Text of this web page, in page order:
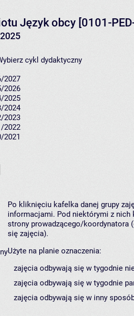
Język obcy [0101-
cykl dydaktyczny
2027
2026
2025
2024
2023
2022
2021
Po kliknięciu kafelka danej grupy
informacjami. Pod niektórymi z nich
strony prowadzącego/koordynatora
się zajęcia).
Użyte na planie oznaczenia:
zajęcia odbywają się w tygodnie
zajęcia odbywają się w tygodnie
zajęcia odbywają się w inny